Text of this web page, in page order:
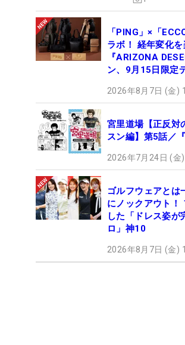
「PING」×「
ラボ！ 経年変化
『ARIZONA
ン、9月15日限定
2026年8月7日 (金)
宮里道場【正反対
スン編】第5話／
2026年7月24日 (金
ゴルフウェアとは
にノックアウト！
した「ドレス姿が
ロ」神10
2026年8月7日 (金)